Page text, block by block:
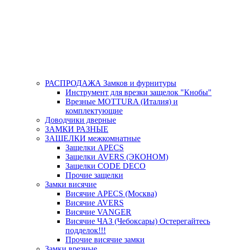
РАСПРОДАЖА Замков и фурнитуры
Инструмент для врезки защелок "Кнобы"
Врезные MOTTURA (Италия) и
комплектующие
Доводчики дверные
ЗАМКИ РАЗНЫЕ
ЗАЩЕЛКИ межкомнатные
Защелки APECS
Защелки AVERS (ЭКОНОМ)
Защелки CODE DECO
Прочие защелки
Замки висячие
Висячие APECS (Москва)
Висячие AVERS
Висячие VANGER
Висячие ЧАЗ (Чебоксары) Остерегайтесь
подделок!!!
Прочие висячие замки